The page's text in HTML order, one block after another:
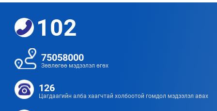
102
75058000
Зөвлөгөө мэдээлэл өгөх
126
Цагдаагийн алба хаагчтай холбоотой гомдол мэдээлэл авах